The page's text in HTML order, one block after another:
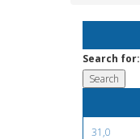
Search for:
31,0